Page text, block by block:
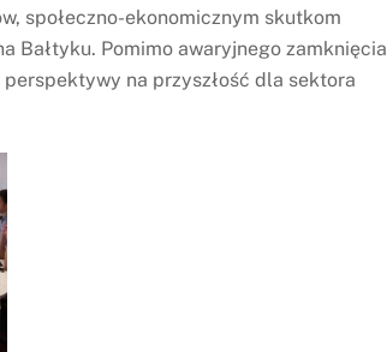
społeczno-ekonomicznym skutkom
Bałtyku. Pomimo awaryjnego zamknięcia
na przyszłość dla sektora